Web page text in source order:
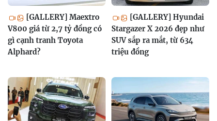
[GALLERY] Maextro
V800 giá từ 2,7 tỷ đồng có
gì cạnh tranh Toyota
Alphard?
[GALLERY] Hyundai
Stargazer X 2026 đẹp như
SUV sắp ra mắt, từ 634
triệu đồng